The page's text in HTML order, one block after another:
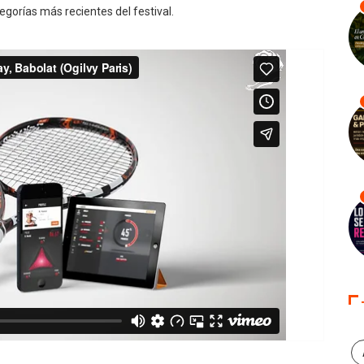
más recientes del festival.